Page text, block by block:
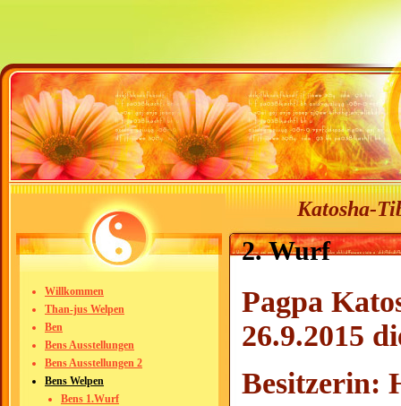
Katosha-
Willkommen
Than-jus Welpen
Ben
Bens Ausstellungen
Bens Ausstellungen 2
Bens Welpen
Bens 1.Wurf
2. Wurf
Pagpa
26.9.2015
Besitzerin: